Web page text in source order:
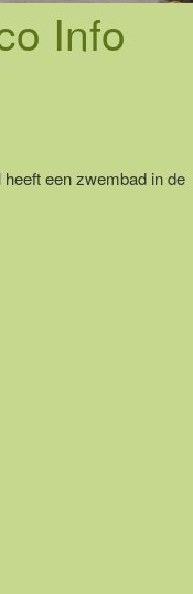
Info
een zwembad in de